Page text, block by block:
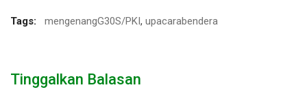
Tags: mengenangG30S/PKI, upacarabendera
Tinggalkan Balasan